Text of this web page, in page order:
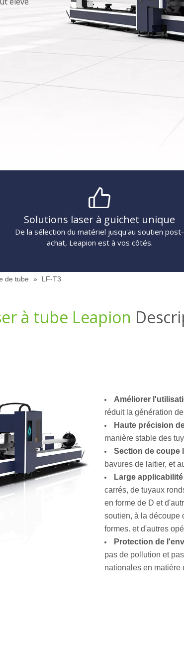
Solutions laser à guichet unique
De la sélection du matériel jusqu'au soutien post-
achat, Leapion est à vos côtés.
de tube » LF-T3
à tube Leapion
Améliorer
réduit la génération
Haute précision
manière stable des
Section de coupe
bavures de laitier, et
Large applicabilité
carrés, de tuyaux
en forme de D et
soutien, à la découpe
formes. et d'autres
Protection de
pas de pollution et
nationales en matière